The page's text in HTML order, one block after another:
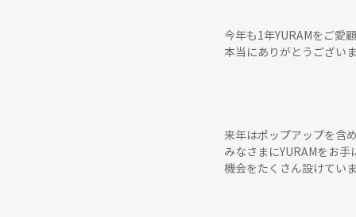
今年も1年YURAMをご愛
本当にありがとうござい
来年はポップアップを含
みなさまにYURAMをお手
機会をたくさん設けてい